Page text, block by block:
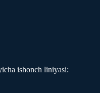
ishonch liniyasi: